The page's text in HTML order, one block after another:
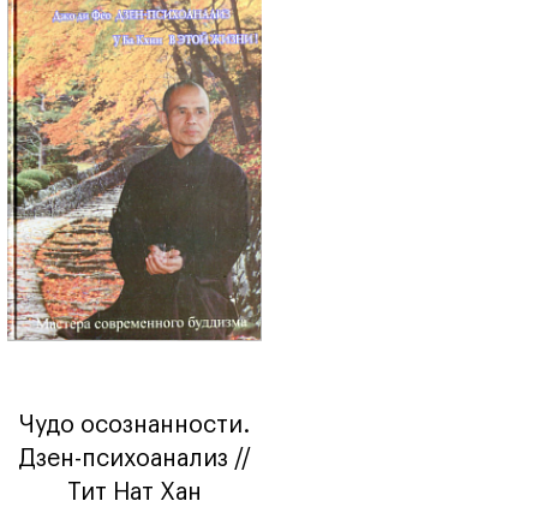
Чудо осознанности.
Дзен-психоанализ //
Тит Нат Хан